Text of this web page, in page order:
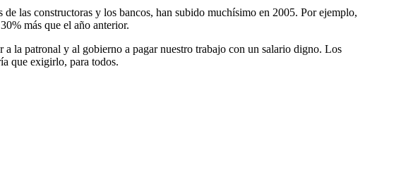
las constructoras y los bancos, han subido muchísimo en 2005. Por ejemplo,
más que el año anterior.
la patronal y al gobierno a pagar nuestro trabajo con un salario digno. Los
que exigirlo, para todos.